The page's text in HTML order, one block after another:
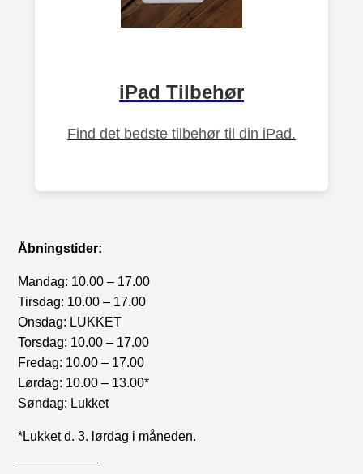
iPad Tilbehør
Find det bedste tilbehør til din iPad.
Åbningstider:
Mandag: 10.00 – 17.00
Tirsdag: 10.00 – 17.00
Onsdag: LUKKET
Torsdag: 10.00 – 17.00
Fredag: 10.00 – 17.00
Lørdag: 10.00 – 13.00*
Søndag: Lukket
*Lukket d. 3. lørdag i måneden.